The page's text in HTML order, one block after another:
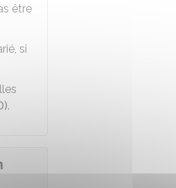
être
si
.